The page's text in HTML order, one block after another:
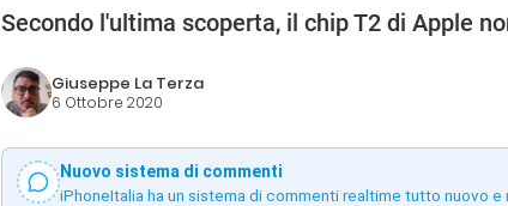
Secondo l'ultima scoperta, il chip T2 di Apple
Giuseppe La Terza
6 Ottobre 2020
Nuovo sistema di commenti
iPhoneItalia ha un sistema di commenti realtime tutto nuovo